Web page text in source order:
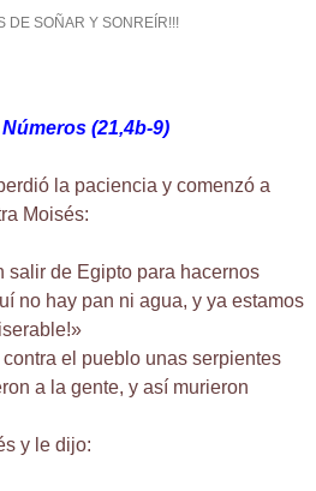
DE SOÑAR Y SONREÍR!!!
(21,4b-9)
la paciencia y comenzó a
Moisés:
salir de Egipto para hacernos
no hay pan ni agua, y ya estamos
el pueblo unas serpientes
a la gente, y así murieron
y le dijo: